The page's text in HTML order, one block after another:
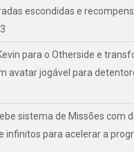
escondidas e
para o Otherside e
avatar jogável para
sistema de Missões com
infinitos para acelerar a